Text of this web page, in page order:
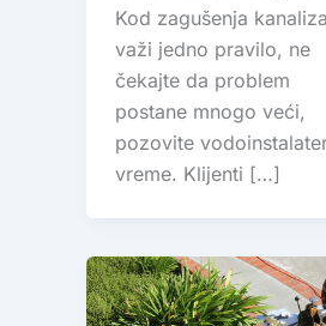
Kod zagušenja
važi jedno pravilo, ne
čekajte da problem
postane mnogo veći,
pozovite
vreme. Klijenti […]